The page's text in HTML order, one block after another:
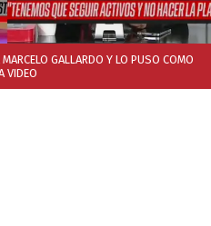
GALLARDO Y LO PUSO COMO
VIDEO